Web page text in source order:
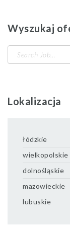
Wyszukaj
Search
for:
Lokalizacja
łódzkie
wielkopolskie
dolnośląskie
mazowieckie
lubuskie